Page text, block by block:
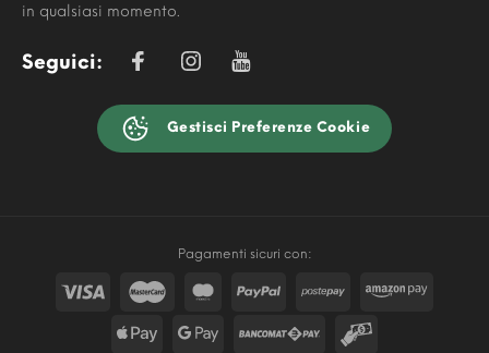
in qualsiasi momento.
Seguici:
Gestisci Preferenze Cookie
Pagamenti sicuri con: